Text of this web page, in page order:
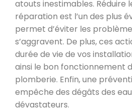
atouts inestimables. Réduire
réparation est l’un des plus
permet d’éviter les
s’aggravent. De plus, ces
durée de vie de vos
ainsi le bon fonctionnement
plomberie. Enfin, une
empêche des dégâts des
dévastateurs.